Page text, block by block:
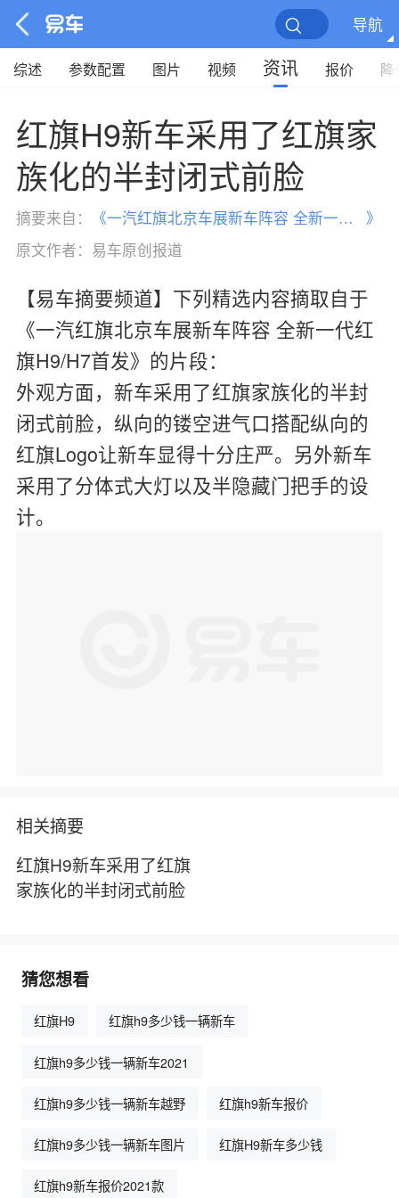
导航
综述 参数配置 图片 视频 资讯 报价 降
红旗H9新车采用了红旗家
族化的半封闭式前脸
摘要来自： 《 一汽红旗北京车展新车阵容 全新一代红旗H9/H7首发
》
原文作者： 易车原创报道
【易车摘要频道】下列精选内容摘取自于
《一汽红旗北京车展新车阵容 全新一代红
旗H9/H7首发》的片段：
外观方面，新车采用了红旗家族化的半封
闭式前脸，纵向的镂空进气口搭配纵向的
红旗Logo让新车显得十分庄严。另外新车
采用了分体式大灯以及半隐藏门把手的设
计。
相关摘要
红旗H9新车采用了红旗
家族化的半封闭式前脸
猜您想看
红旗H9 红旗h9多少钱一辆新车
红旗h9多少钱一辆新车2021
红旗h9多少钱一辆新车越野 红旗h9新车报价
红旗h9多少钱一辆新车图片 红旗H9新车多少钱
红旗h9新车报价2021款